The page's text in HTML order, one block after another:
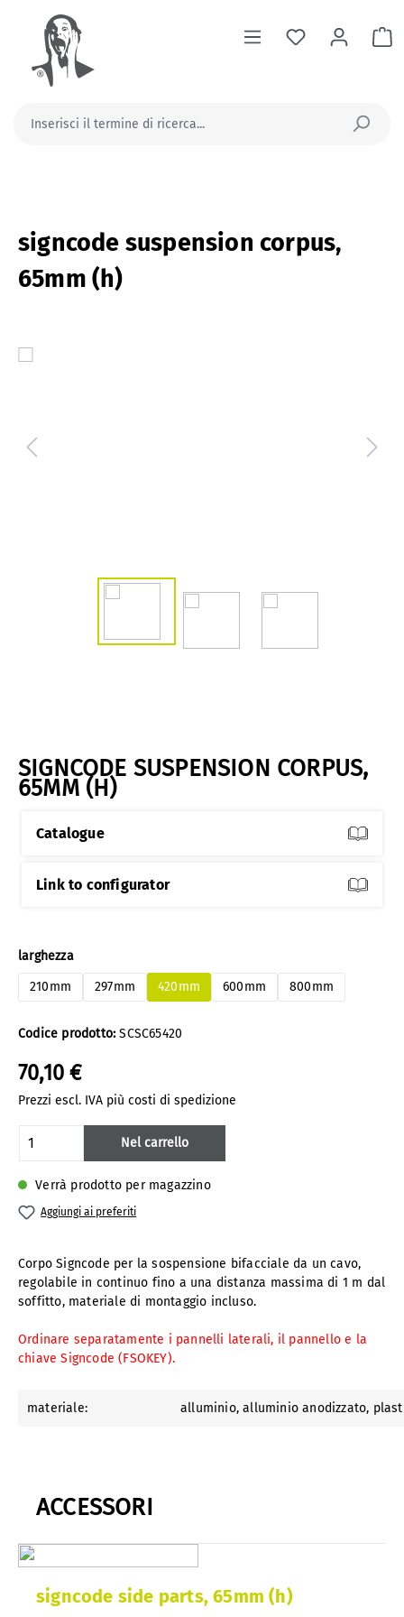
principale
Il
signcode suspension corpus,
65mm (h)
SIGNCODE SUSPENSION CORPUS,
65MM (H)
Catalogue
Link to configurator
Codice prodotto:SCSC65420
70,10 €
Prezzi escl. IVA più costi di spedizione
Verrà prodotto per magazzino
Seleziona
larghezza
210mm
297mm 420mm 600mm 800mm
Quantità del prodotto: inserisci la
Nel carrello
Aggiungi ai preferiti
Corpo Signcode per la sospensione bifacciale da un cavo,
regolabile in continuo fino a una distanza massima di 1 m dal
soffitto, materiale di montaggio incluso.
Ordinare separatamente i pannelli laterali, il pannello e la
chiave Signcode (FSOKEY).
materiale: alluminio, alluminio anodizzato,
ACCESSORI
signcode side parts, 65mm (h)